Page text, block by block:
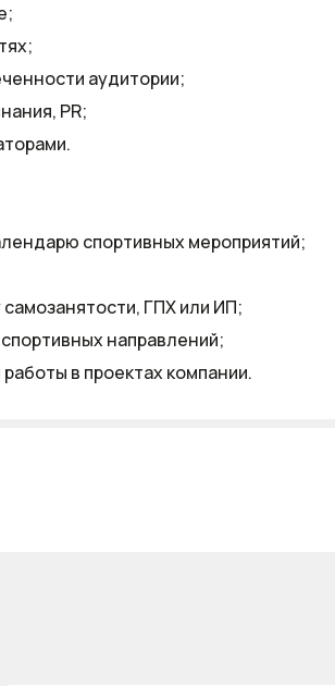
аудитории;
PR;
спортивных мероприятий;
ГПХ или ИП;
направлений;
в проектах компании.